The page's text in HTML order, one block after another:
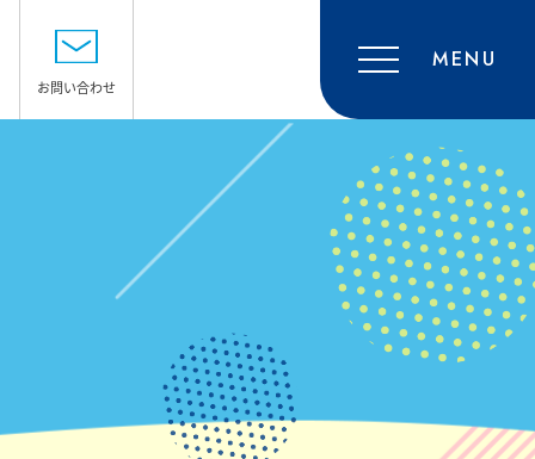
お問い合わせ
MENU
SHOP GUIDE
アクセス・駐車場
CONTACT